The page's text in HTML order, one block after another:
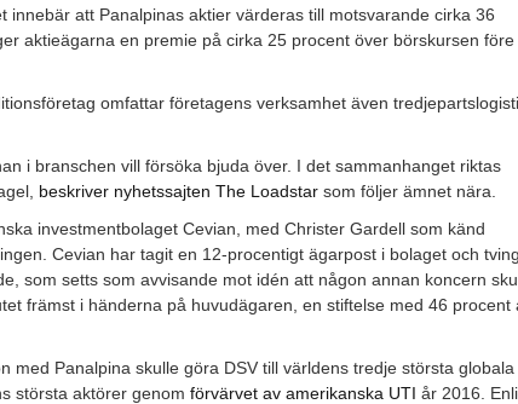
innebär att Panalpinas aktier värderas till motsvarande cirka 36
aktieägarna en premie på cirka 25 procent över börskursen före
omfattar företagens verksamhet även
i branschen vill försöka bjuda över. I det sammanhanget riktas
beskriver nyhetssajten The Loadstar som följer ämnet nära.
investmentbolaget Cevian, med Christer Gardell som känd
Cevian har tagit en 12-procentigt ägarpost i bolaget och
som setts som avvisande mot idén att någon annan koncern
främst i händerna på huvudägaren, en stiftelse med 46 procent
med Panalpina skulle göra DSV till världens tredje största globala
största aktörer genom förvärvet av amerikanska UTI år 2016.